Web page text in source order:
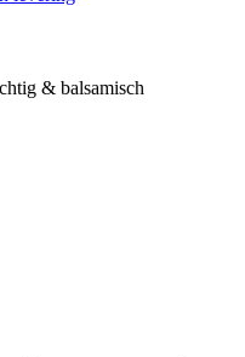
& balsamisch